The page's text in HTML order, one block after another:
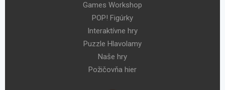
Games Workshop
POP! Figúrky
Interaktívne hry
Puzzle Hlavolamy
Naše hry
Požičovňa hier